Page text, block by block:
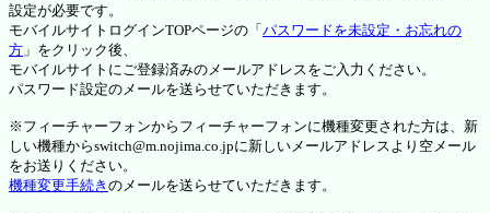
設定が必要です。
モバイルサイトログインTOPページの「 パスワードを未設定・お忘れの
方 」をクリック後、
モバイルサイトにご登録済みのメールアドレスをご入力ください。
パスワード設定のメールを送らせていただきます。
※フィーチャーフォンからフィーチャーフォンに機種変更された方は、新
しい機種からswitch@m.nojima.co.jpに新しいメールアドレスより空メール
をお送りください。
機種変更手続き のメールを送らせていただきます。